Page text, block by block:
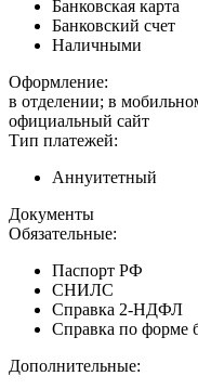
Банковская карта
Банковский счет
Наличными
Оформление:
в отделении; в
официальный сайт
Тип платежей:
Аннуитетный
Документы
Обязательные:
Паспорт РФ
СНИЛС
Справка 2-НДФЛ
Справка по форме
Дополнительные: